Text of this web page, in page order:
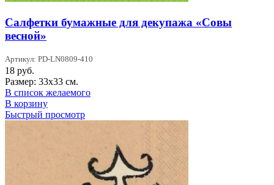
Салфетки бумажные для декупажа «Совы
весной»
Артикул: PD-LN0809-410
18 руб.
Размер: 33х33 см.
В список желаемого
В корзину
Быстрый просмотр